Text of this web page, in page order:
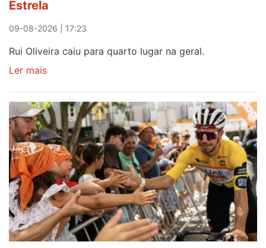
Estrela
09-08-2026 | 17:23
Rui Oliveira caiu para quarto lugar na geral.
Ler mais
perde
Camisola
Amarela,
mas
ganha
prémio
combatividade
na
Serra
da